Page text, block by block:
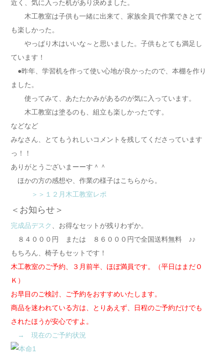
近く、気に入った机があり決めました。
木工教室は子供も一緒に出来て、家族全員で作業できとて
も楽しかった。
やっぱり木はいいな～と思いました。子供もとても満足し
ています！
●昨年、学習机を作って使い心地が良かったので、本棚を作り
ました。
使ってみて、あたたかみがあるのが気に入っています。
木工教室は塗るのも、組立も楽しかったです。
などなど
みなさん、とてもうれしいコメントを残してくださっています
っ！！
ありがとうございまーーす＾＾
ほかの方の感想や、作業の様子はこちらから。
＞＞１２月木工教室レポ
＜お知らせ＞
完成品デスク
、お得なセットが残りわずか。
８４０００円 または ８６０００円で全国送料無料 ♪♪
もちろん、椅子もセットです！
木工教室のご予約、３月前半、ほぼ満員です。（平日はまだＯ
Ｋ）
お早目のご検討、ご予約をおすすめいたします。
商品を迷われている方は、とりあえず、日程のご予約だけでも
されたほうが安心ですよ。
→ 現在のご予約状況